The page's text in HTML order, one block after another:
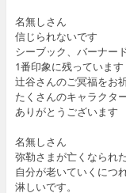
名無しさん
信じられないです
シーブック、バーナー
1番印象に残っています
辻谷さんのご冥福をお
たくさんのキャラクタ
ありがとうございます
名無しさん
弥勒さまが亡くなられ
自分が老いていくにつ
淋しいです。